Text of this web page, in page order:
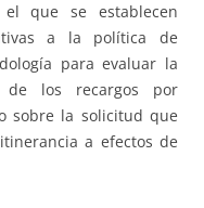
que se establecen
a la política de
para evaluar la
de los recargos por
sobre la solicitud que
a efectos de